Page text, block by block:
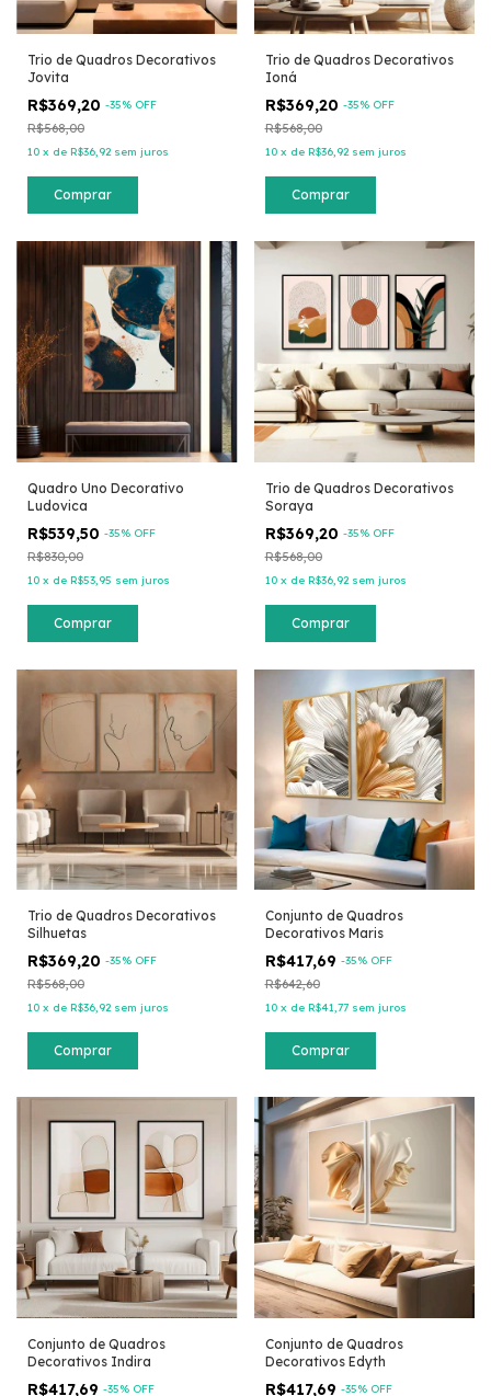
Trio de Quadros Decorativos
Jovita
R$369,20 -35% OFF
R$568,00
10 x de R$36,92 sem juros
Comprar
Trio de Quadros Decorativos
Ioná
R$369,20 -35% OFF
R$568,00
10 x de R$36,92 sem juros
Comprar
Quadro Uno Decorativo
Ludovica
R$539,50 -35% OFF
R$830,00
10 x de R$53,95 sem juros
Comprar
Trio de Quadros Decorativos
Soraya
R$369,20 -35% OFF
R$568,00
10 x de R$36,92 sem juros
Comprar
Trio de Quadros Decorativos
Silhuetas
R$369,20 -35% OFF
R$568,00
10 x de R$36,92 sem juros
Comprar
Conjunto de Quadros
Decorativos Maris
R$417,69 -35% OFF
R$642,60
10 x de R$41,77 sem juros
Comprar
Conjunto de Quadros
Decorativos Indira
R$417,69 -35% OFF
Conjunto de Quadros
Decorativos Edyth
R$417,69 -35% OFF